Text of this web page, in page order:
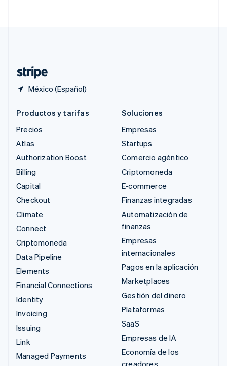
México (Español)
Productos y tarifas
Precios
Atlas
Authorization Boost
Billing
Capital
Checkout
Climate
Connect
Criptomoneda
Data Pipeline
Elements
Financial Connections
Identity
Invoicing
Issuing
Link
Managed Payments
Soluciones
Empresas
Startups
Comercio agéntico
Criptomoneda
E-commerce
Finanzas integradas
Automatización de
finanzas
Empresas
internacionales
Pagos en la aplicación
Marketplaces
Gestión del dinero
Plataformas
SaaS
Empresas de IA
Economía de los
creadores